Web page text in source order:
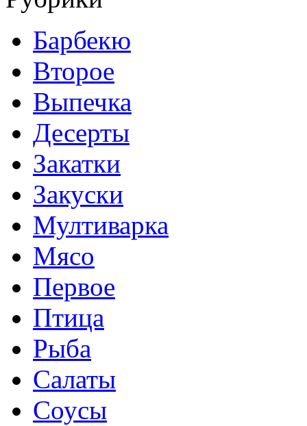
Барбекю
Второе
Выпечка
Десерты
Закатки
Закуски
Мултиварка
Мясо
Первое
Птица
Рыба
Салаты
Соусы